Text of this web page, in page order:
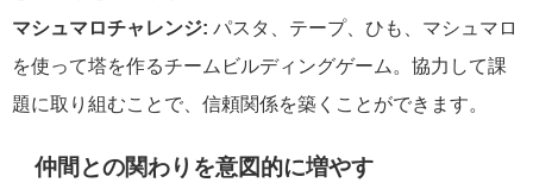
マシュマロチャレンジ: パスタ、テープ、ひも、マシュマロ
を使って塔を作るチームビルディングゲーム。協力して課
題に取り組むことで、信頼関係を築くことができます。
仲間との関わりを意図的に増やす